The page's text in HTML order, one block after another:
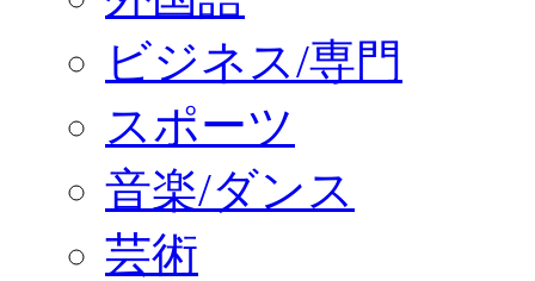
ビジネス/専門
スポーツ
音楽/ダンス
芸術